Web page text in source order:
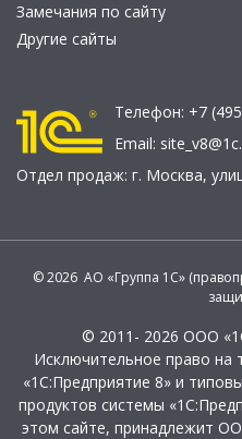
Замечания по сайту
Другие сайты
Телефон: +7
Email:
Отдел продаж: г. Москва,
© 2026 АО «Группа 1С»
© 2011- 2026 ООО
Исключительное право на
«1С:Предприятие 8» и
продуктов системы
этом сайте, принадлежит